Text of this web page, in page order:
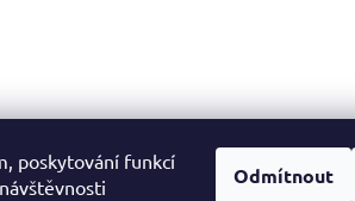
poskytování funkcí
Odmítnout